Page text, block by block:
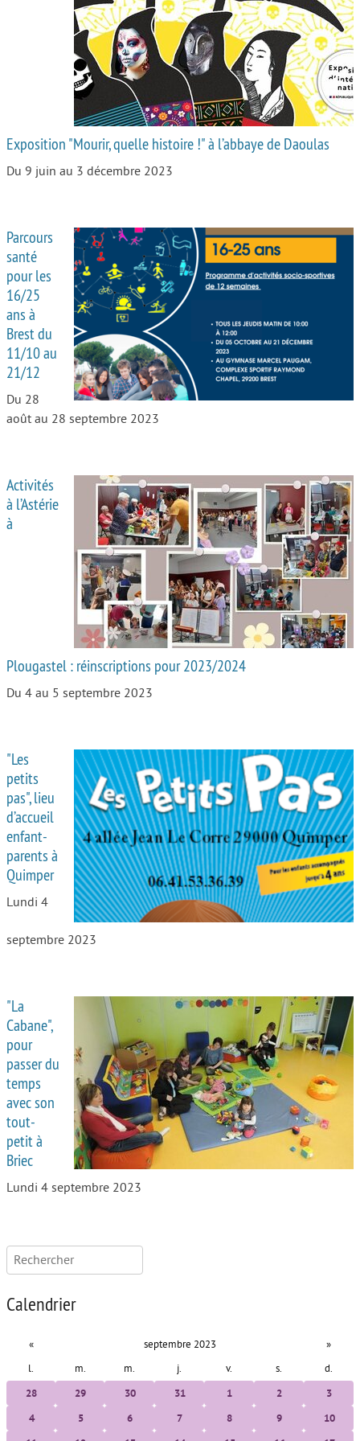
Autour de l’école
Protéger les enfants
Face au handicap
Face au deuil
Place aux grands-parents
Exposition "Mourir, quelle histoire !" à l’abbaye de Daoulas
Du 9 juin au 3 décembre 2023
Parcours
santé
pour les
16/25
ans à
Brest du
11/10 au
21/12
Du 28
août au 28 septembre 2023
Activités
à l’Astérie
à
Plougastel : réinscriptions pour 2023/2024
Du 4 au 5 septembre 2023
"Les
petits
pas", lieu
d’accueil
enfant-
parents à
Quimper
Lundi 4
septembre 2023
"La
Cabane",
pour
passer du
temps
avec son
tout-
petit à
Briec
Lundi 4 septembre 2023
Rechercher :
Calendrier
« septembre 2023 »
l. m. m. j. v. s. d.
28 29 30 31 1 2 3
4 5 6 7 8 9 10